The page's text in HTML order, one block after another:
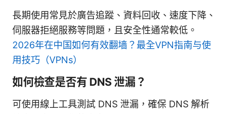
長期使用常見於廣告追蹤、資料回收、速度下降、
伺服器拒絕服務等問題，且安全性通常較低。
2026年在中国如何有效翻墙？最全VPN指南与使
用技巧（VPNs）
如何檢查是否有 DNS 泄漏？
可使用線上工具測試 DNS 泄漏，確保 DNS 解析